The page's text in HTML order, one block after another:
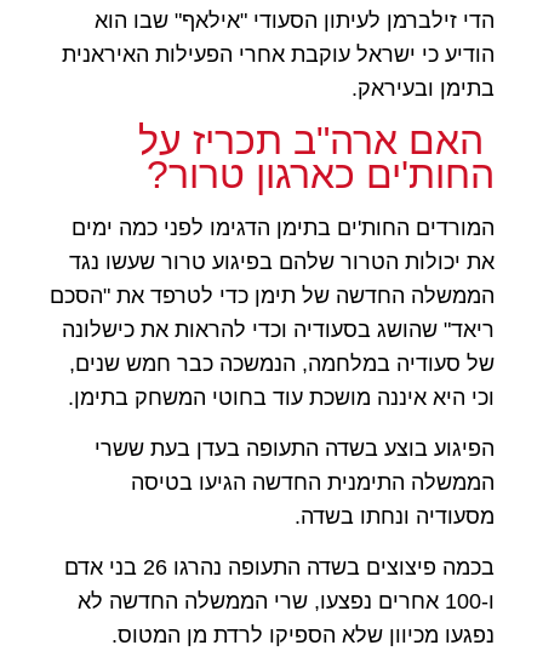
הדי זילברמן לעיתון הסעודי "אילאף" שבו הוא
הודיע כי ישראל עוקבת אחרי הפעילות האיראנית
בתימן ובעיראק.
האם ארה"ב תכריז על
החות'ים כארגון טרור?
המורדים החות'ים בתימן הדגימו לפני כמה ימים
את יכולות הטרור שלהם בפיגוע טרור שעשו נגד
הממשלה החדשה של תימן כדי לטרפד את "הסכם
ריאד" שהושג בסעודיה וכדי להראות את כישלונה
של סעודיה במלחמה, הנמשכה כבר חמש שנים,
וכי היא איננה מושכת עוד בחוטי המשחק בתימן.
הפיגוע בוצע בשדה התעופה בעדן בעת ששרי
הממשלה התימנית החדשה הגיעו בטיסה
מסעודיה ונחתו בשדה.
בכמה פיצוצים בשדה התעופה נהרגו 26 בני אדם
ו-100 אחרים נפצעו, שרי הממשלה החדשה לא
נפגעו מכיוון שלא הספיקו לרדת מן המטוס.